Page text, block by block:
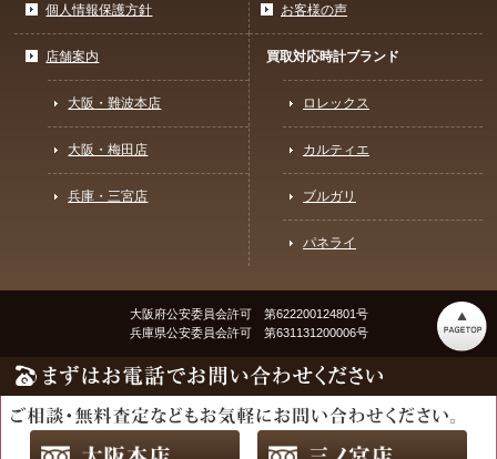
個人情報保護方針 お客様の声
店舗案内
大阪・難波本店
大阪・梅田店
兵庫・三宮店
買取対応時計ブランド
ロレックス
カルティエ
ブルガリ
パネライ
大阪府公安委員会許可 第622200124801号
兵庫県公安委員会許可 第631131200006号